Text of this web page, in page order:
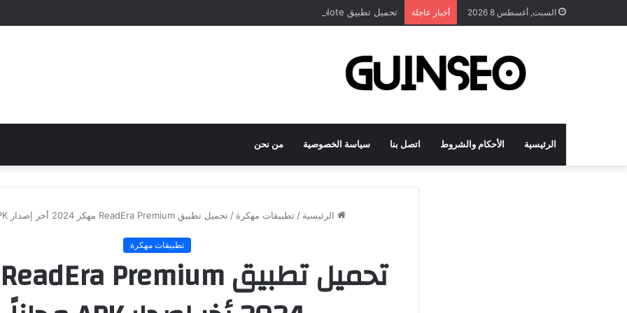
السبت, أغسطس 8 2026 أخبار عاجلة تحميل تطبيق DrawNote مهكر 2026 النسخة المدفوعة للأندرويد مجاناً
الرئيسية الأحكام والشروط اتصل بنا سياسة الخصوصية من نحن
الرئيسية / تطبيقات مهكرة / تحميل تطبيق ReadEra Premium مهكر 2024 أخر إصدار APK مجاناً
تطبيقات مهكرة